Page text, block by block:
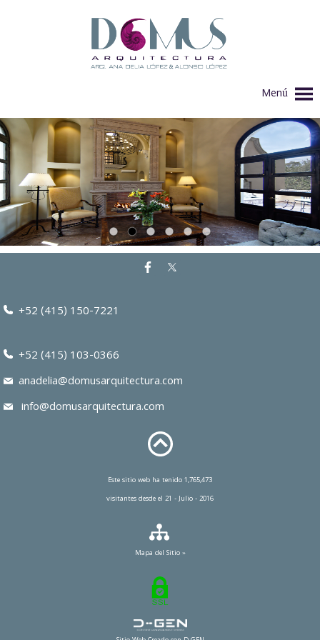
Menú
+52 (415) 150-7221
+52 (415) 103-0366
anadelia@domusarquitectura.com
info@domusarquitectura.com
Este sitio web ha tenido 1,765,473
visitantes desde el 21 - Julio - 2016
Mapa del Sitio »